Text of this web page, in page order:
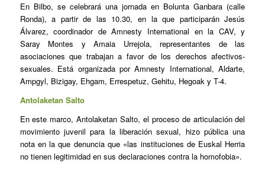
En Bilbo, se celebrará una jornada en Bolunta Ganbara (calle
Ronda), a partir de las 10.30, en la que participarán Jesús
Álvarez, coordinador de Amnesty International en la CAV, y
Saray Montes y Amaia Urrejola, representantes de las
asociaciones que trabajan a favor de los derechos afectivos-
sexuales. Está organizada por Amnesty International, Aldarte,
Ampgyl, Bizigay, Ehgam, Errespetuz, Gehitu, Hegoak y T-4.
Antolaketan Salto
En este marco, Antolaketan Salto, el proceso de articulación del
movimiento juvenil para la liberación sexual, hizo pública una
nota en la que denuncia que «las instituciones de Euskal Herria
no tienen legitimidad en sus declaraciones contra la homofobia».